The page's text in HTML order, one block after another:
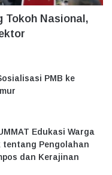
Tokoh Nasional,
PMB ke
Edukasi Warga
tentang Pengolahan
dan Kerajinan